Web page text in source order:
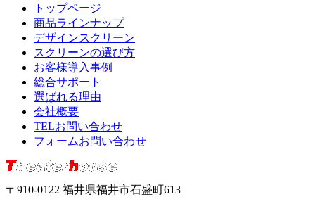
トップページ
商品ラインナップ
デザインスクリーン
スクリーンの選び方
お客様導入事例
総合サポート
選ばれる理由
会社概要
TELお問い合わせ
フォームお問い合わせ
〒910-0122 福井県福井市石盛町613